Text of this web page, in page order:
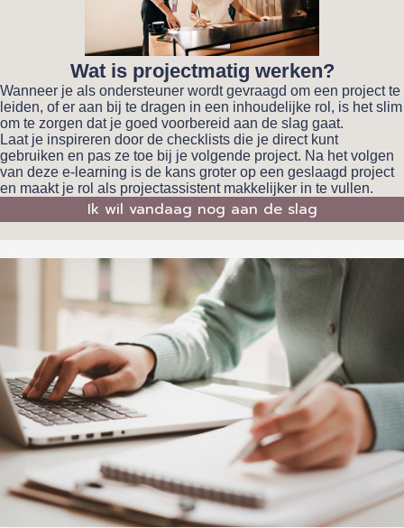
Wat is projectmatig werken?
Wanneer je als ondersteuner wordt gevraagd om een project te
leiden, of er aan bij te dragen in een inhoudelijke rol, is het slim
om te zorgen dat je goed voorbereid aan de slag gaat.
Laat je inspireren door de checklists die je direct kunt
gebruiken en pas ze toe bij je volgende project. Na het volgen
van deze e-learning is de kans groter op een geslaagd project
en maakt je rol als projectassistent makkelijker in te vullen.
Ik wil vandaag nog aan de slag